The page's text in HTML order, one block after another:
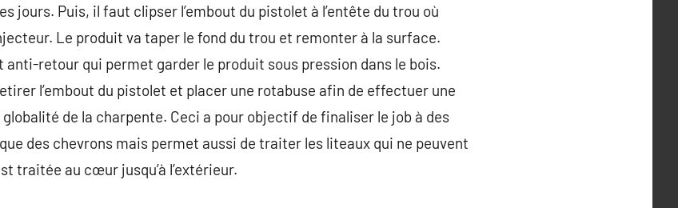
jours. Puis, il faut clipser l’embout du pistolet à l’entête du trou où
Le produit va taper le fond du trou et remonter à la surface.
anti-retour qui permet garder le produit sous pression dans le bois.
l’embout du pistolet et placer une rotabuse afin de effectuer une
de la charpente. Ceci a pour objectif de finaliser le job à des
des chevrons mais permet aussi de traiter les liteaux qui ne peuvent
traitée au cœur jusqu’à l’extérieur.